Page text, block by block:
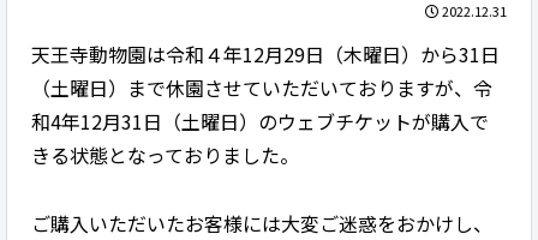
2022.12.31
天王寺動物園は令和４年12月29日（木曜日）から31日
（土曜日）まで休園させていただいておりますが、令
和4年12月31日（土曜日）のウェブチケットが購入で
きる状態となっておりました。
ご購入いただいたお客様には大変ご迷惑をおかけし、